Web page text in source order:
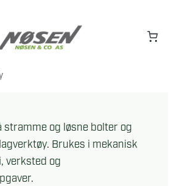
og løsne bolter og
Brukes i mekanisk
verksted og